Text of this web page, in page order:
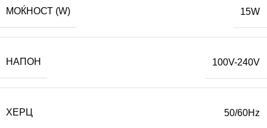
МОЌНОСТ (W) 15W
НАПОН 100V-240V
ХЕРЦ 50/60Hz